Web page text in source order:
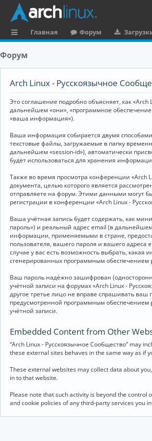
ы
и
Главная Форум
Форум
Arch Linux - Русскоязычное
Это соглашение подробно объясняет, как
дальнейшем «они», «программное
«ваша информация»).
Ваша информация собирается двумя
текстовые файлы, загружаемые в папку
дальнейшем «session-id»), автоматически
будет использоваться для хранения
Также во время просмотра конференции «Arch
документа, целью которого является
отправляете на форум. Этими данными могут
регистрации в конференции «Arch Linux -
Ваша учётная запись будет содержать, как
пароль») и реальный адрес email (в
информации, применяемыми в стране,
пользователя, вашего пароля и вашего
случае у вас есть возможность выбрать, какая
сгенерированных программным обеспечением
Ваш пароль надёжно зашифрован
учётной записи на форумах «Arch Linux -
другое третье лицо не вправе спрашивать ваш
предусмотренной программным обеспечением
учётной записи.
Embedded Content from Other
“Arch Linux - Русскоязычное Сообщество” may
these external sites behaves in the same way as if
These external websites may collect data about
in to that website.
Please note that such activity is beyond the control
and cookie policies of any third-party services you